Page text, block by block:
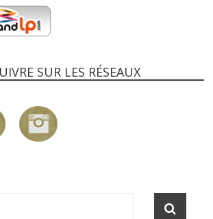
SUR LES RÉSEAUX